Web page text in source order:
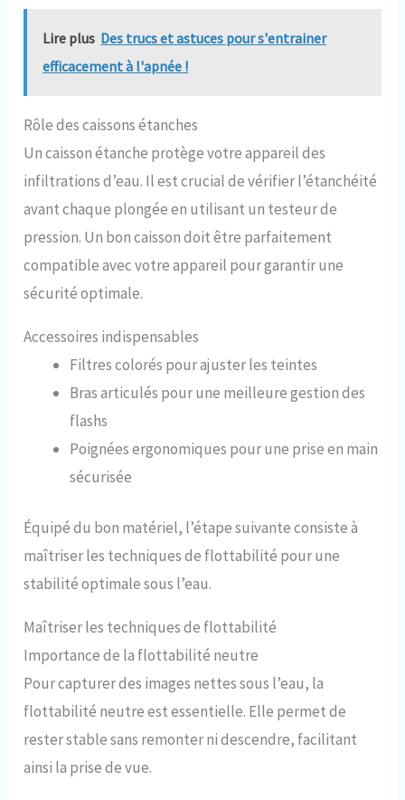
Lire plus Des trucs et astuces pour s'entrainer
efficacement à l'apnée !
Rôle des caissons étanches
Un caisson étanche protège votre appareil des
infiltrations d’eau. Il est crucial de vérifier l’étanchéité
avant chaque plongée en utilisant un testeur de
pression. Un bon caisson doit être parfaitement
compatible avec votre appareil pour garantir une
sécurité optimale.
Accessoires indispensables
Filtres colorés pour ajuster les teintes
Bras articulés pour une meilleure gestion des
flashs
Poignées ergonomiques pour une prise en main
sécurisée
Équipé du bon matériel, l’étape suivante consiste à
maîtriser les techniques de flottabilité pour une
stabilité optimale sous l’eau.
Maîtriser les techniques de flottabilité
Importance de la flottabilité neutre
Pour capturer des images nettes sous l’eau, la
flottabilité neutre est essentielle. Elle permet de
rester stable sans remonter ni descendre, facilitant
ainsi la prise de vue.